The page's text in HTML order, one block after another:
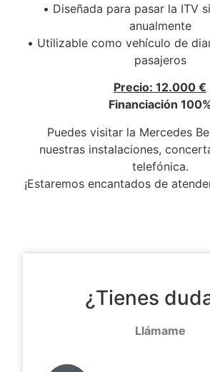
•⁠ ⁠Diseñada para pasar la ITV
anualmente
•⁠ ⁠Utilizable como vehículo de
pasajeros
Precio: 12.000 €
Financiación
Puedes visitar la Mercedes
nuestras instalaciones,
telefónica.
¡Estaremos encantados de
¿Tienes
Llámame